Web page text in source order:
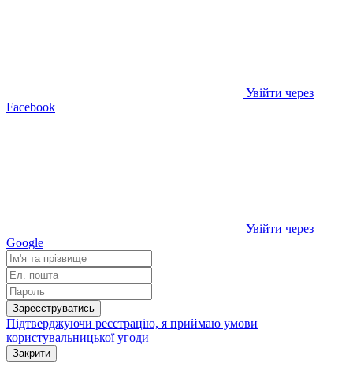
Увійти через
Facebook
Увійти через
Google
Зареєструватись
Підтверджуючи реєстрацію, я приймаю умови
користувальницької угоди
Закрити